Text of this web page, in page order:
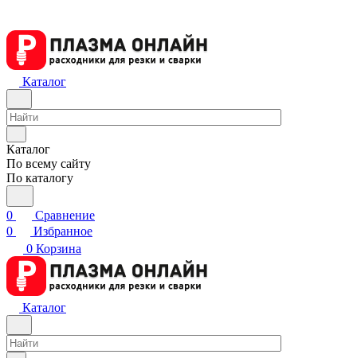
Каталог
Каталог
По всему сайту
По каталогу
0
Сравнение
0
Избранное
0 Корзина
Каталог